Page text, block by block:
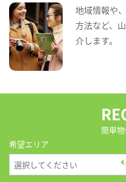
地域情報や
方法など、
介します。
簡単
希望エリア